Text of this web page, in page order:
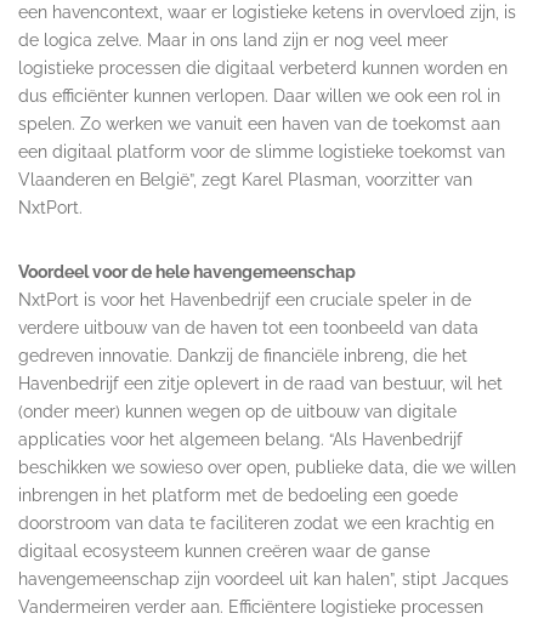
een havencontext, waar er logistieke ketens in overvloed zijn, is
de logica zelve. Maar in ons land zijn er nog veel meer
logistieke processen die digitaal verbeterd kunnen worden en
dus efficiënter kunnen verlopen. Daar willen we ook een rol in
spelen. Zo werken we vanuit een haven van de toekomst aan
een digitaal platform voor de slimme logistieke toekomst van
Vlaanderen en België”, zegt Karel Plasman, voorzitter van
NxtPort.
Voordeel voor de hele havengemeenschap
NxtPort is voor het Havenbedrijf een cruciale speler in de
verdere uitbouw van de haven tot een toonbeeld van data
gedreven innovatie. Dankzij de financiële inbreng, die het
Havenbedrijf een zitje oplevert in de raad van bestuur, wil het
(onder meer) kunnen wegen op de uitbouw van digitale
applicaties voor het algemeen belang. “Als Havenbedrijf
beschikken we sowieso over open, publieke data, die we willen
inbrengen in het platform met de bedoeling een goede
doorstroom van data te faciliteren zodat we een krachtig en
digitaal ecosysteem kunnen creëren waar de ganse
havengemeenschap zijn voordeel uit kan halen”, stipt Jacques
Vandermeiren verder aan. Efficiëntere logistieke processen